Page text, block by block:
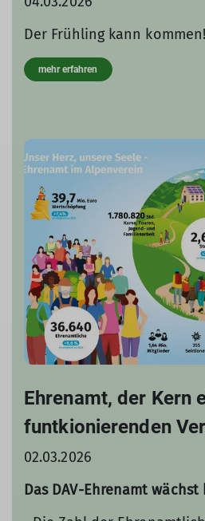
Der Frühling kann kommen!
mehr erfahren
Ehrenamt, der Kern
funtkionierenden
02.03.2026
Das DAV-Ehrenamt